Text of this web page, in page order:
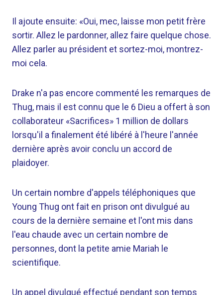
Il ajoute ensuite: «Oui, mec, laisse mon petit frère
sortir. Allez le pardonner, allez faire quelque chose.
Allez parler au président et sortez-moi, montrez-
moi cela.
Drake n'a pas encore commenté les remarques de
Thug, mais il est connu que le 6 Dieu a offert à son
collaborateur «Sacrifices» 1 million de dollars
lorsqu'il a finalement été libéré à l'heure l'année
dernière après avoir conclu un accord de
plaidoyer.
Un certain nombre d'appels téléphoniques que
Young Thug ont fait en prison ont divulgué au
cours de la dernière semaine et l'ont mis dans
l'eau chaude avec un certain nombre de
personnes, dont la petite amie Mariah le
scientifique.
Un appel divulgué effectué pendant son temps